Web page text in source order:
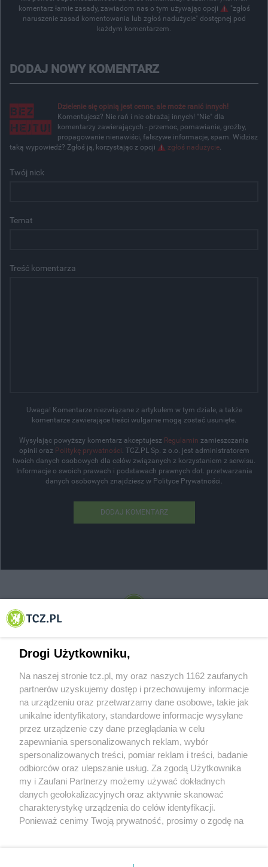
komentarz łamie zasady, zawiadom nas o tym używając opcji
"zgłoś
naruszenie zasad komentowania lub zgłoś nadużycie" dostępnej pod
każdym komentarzem.
DODAJ NOWY KOMENTARZ
Dzielenie się opinią jest cenne, ale może ranić innych!
Komentujesz? Nie rań i nie obrażaj innych! "Nie" dla
komentarzy zawierających - przemoc, pomawianie, groźby,
propagowanie nienawiści, fałszywe informacje, spam. Widzisz
taką wypowiedź? Zgłoś ją, korzystając z opcji
zgłoś nadużycie.
Twój nick
Temat
Treść komentarza
Uwaga! Komentarze niezwiązane z artykułem w tym dziale, a także
komentarze zawierające treści wulgarne mogą zostać usunięte.
Wysyłając powyższy komentarz akceptujesz Regulamin zamieszczania
opinii oraz Politykę prywatności. TCZ.PL Sp. z o.o. jest administratorem
twoich danych osobowych dla celów związanych z korzystaniem z serwisu.
Informacje o swoich prawach i podstawach prawnych dot. przetwarzania
danych osobowych znajdziesz w Polityce Prywatności.
DODAJ KOMENTARZ
© 2001-2026 Tczew - TCZ.PL Sp. z o.o. Internetowy Serwis Informacyjny Miasta
O FIRMIE POLITYKA PRYWATNOŚCI HOSTING
REKLAMA WSPÓŁPRACA RSS FACEBOOK KONTAKT
Nasze serwisy
Aktualności
Tcz24
Muzyka i kultura
Archiwum wydarzeń
Drogi Użytkowniku,
Na naszej stronie tcz.pl, my oraz naszych 1162 zaufanych
partnerów uzyskujemy dostęp i przechowujemy informacje
na urządzeniu oraz przetwarzamy dane osobowe, takie jak
unikalne identyfikatory, standardowe informacje wysyłane
przez urządzenie czy dane przeglądania w celu
zapewniania spersonalizowanych reklam, wybór
spersonalizowanych treści, pomiar reklam i treści, badanie
odbiorców oraz ulepszanie usług. Za zgodą Użytkownika
my i Zaufani Partnerzy możemy używać dokładnych
danych geolokalizacyjnych oraz aktywnie skanować
charakterystykę urządzenia do celów identyfikacji.
Ponieważ cenimy Twoją prywatność, prosimy o zgodę na